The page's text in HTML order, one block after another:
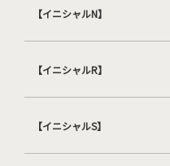
【イニシャルN】
【イニシャルR】
【イニシャルS】